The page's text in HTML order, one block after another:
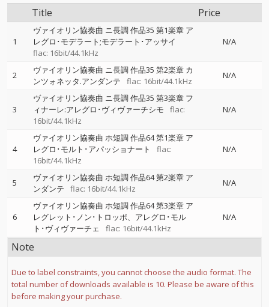
Title Price
1
ヴァイオリン協奏曲 ニ長調 作品35 第1楽章 ア
レグロ･モデラート;モデラート･アッサイ
flac: 16bit/44.1kHz
N/A
2
ヴァイオリン協奏曲 ニ長調 作品35 第2楽章 カ
ンツォネッタ.アンダンテ
flac: 16bit/44.1kHz
N/A
3
ヴァイオリン協奏曲 ニ長調 作品35 第3楽章 フ
ィナーレ:アレグロ･ヴィヴァーチシモ
flac:
16bit/44.1kHz
N/A
4
ヴァイオリン協奏曲 ホ短調 作品64 第1楽章 ア
レグロ･モルト･アパッショナート
flac:
16bit/44.1kHz
N/A
5
ヴァイオリン協奏曲 ホ短調 作品64 第2楽章 ア
ンダンテ
flac: 16bit/44.1kHz
N/A
6
ヴァイオリン協奏曲 ホ短調 作品64 第3楽章 ア
レグレット･ノン･トロッポ、アレグロ･モル
ト･ヴィヴァーチェ
flac: 16bit/44.1kHz
N/A
Note
Due to label constraints, you cannot choose the audio format. The
total number of downloads available is 10. Please be aware of this
before making your purchase.